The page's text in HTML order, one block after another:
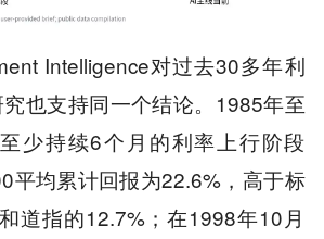
Intelligence对过去30多年利
也支持同一个结论。1985年至
少持续6个月的利率上行阶段
平均累计回报为22.6%，高于标
道指的12.7%；在1998年10月